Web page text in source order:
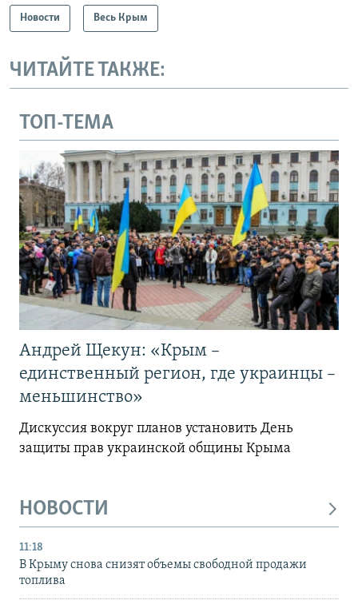
Новости Весь Крым
ЧИТАЙТЕ ТАКЖЕ:
ТОП-ТЕМА
Андрей Щекун: «Крым –
единственный регион, где украинцы –
меньшинство»
Дискуссия вокруг планов установить День
защиты прав украинской общины Крыма
НОВОСТИ
11:18
В Крыму снова снизят объемы свободной продажи
топлива